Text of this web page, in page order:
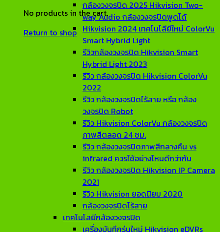
No products in the cart.
Return to shop
กล้องวงจรปิด 2025 Hikvision Two-
way Audio กล้องวงจรปิดพูดได้
Hikvision 2024 เทคโนโลียีใหม่ ColorVu
Smart Hybrid Light
รีวิวกล้องวงจรปิด Hikvision Smart
Hybrid Light 2023
รีวิว กล้องวงจรปิด Hikvision ColorVu
2022
รีวิว กล้องวงจรปิดไร้สาย หรือ กล้อง
วงจรปิด Robot
รีวิว Hikvision ColorVu กล้องวงจรปิด
ภาพสีตลอด 24 ชม.
รีวิว กล้องวงจรปิดภาพสีกลางคืน vs
infrared ควรใช้อย่างไหนดีกว่ากัน
รีวิว กล้องวงจรปิด Hikvision IP Camera
2021
รีวิว Hikvision ยอดนิยม 2020
กล้องวงจรปิดไร้สาย
เทคโนโลยีกล้องวงจรปิด
เครื่องบันทึกรุ่นใหม่ Hikvision eDVRs